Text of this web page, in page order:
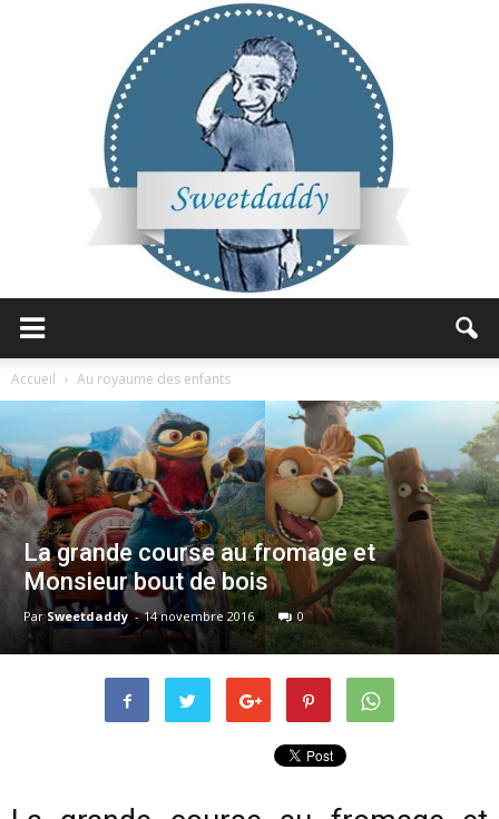
Accueil Au royaume des enfants
La grande course au fromage et
Monsieur bout de bois
ParSweetdaddy - 14 novembre 2016 0